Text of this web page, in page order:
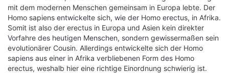
mit dem modernen Menschen gemeinsam in Europa lebte. Der
Homo sapiens entwickelte sich, wie der Homo erectus, in Afrika.
Somit ist also der erectus in Europa und Asien kein direkter
Vorfahre des heutigen Menschen, sondern gewissermaßen sein
evolutionärer Cousin. Allerdings entwickelte sich der Homo
sapiens aus einer in Afrika verbliebenen Form des Homo
erectus, weshalb hier eine richtige Einordnung schwierig ist.